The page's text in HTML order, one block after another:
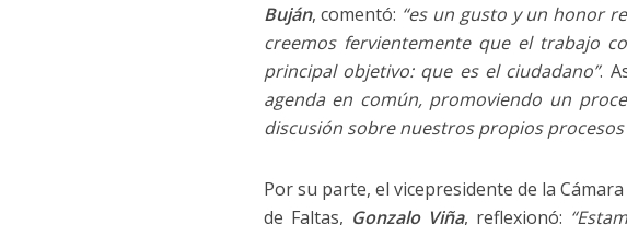
Buján, comentó: “es un gusto y un honor
creemos fervientemente que el trabajo
principal objetivo: que es el ciudadano”.
agenda en común, promoviendo un
discusión sobre nuestros propios
Por su parte, el vicepresidente de la
de Faltas, Gonzalo Viña, reflexionó: